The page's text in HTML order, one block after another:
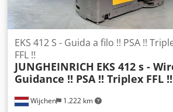
Wijchen 1.222 km
EKS 412 S - Guida a filo !! PSA !!
FFL !!
JUNGHEINRICH EKS 412 s -
Guidance !! PSA !! Triplex FFL !!